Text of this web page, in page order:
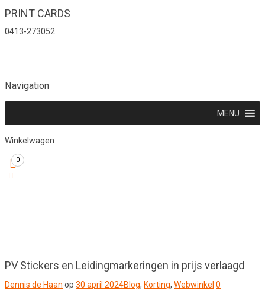
PRINT CARDS
0413-273052
Navigation
MENU
Winkelwagen
0
PV Stickers en Leidingmarkeringen in prijs verlaagd
Dennis de Haan op 30 april 2024Blog, Korting, Webwinkel 0